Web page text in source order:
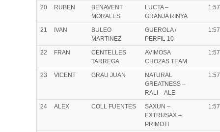
20 RUBEN
BENAVENT
MORALES
LUCTA –
GRANJA RINYA
21 IVAN
BULEO
MARTINEZ
GUEROLA /
PERFIL 10
22 FRAN
CENTELLES
TARREGA
AVIMOSA
CHOZAS TEAM
23 VICENT GRAU JUAN
NATURAL
GREATNESS –
RALI – ALE
24 ALEX COLL FUENTES
SAXUN –
EXTRUSAX –
PRIMOTI